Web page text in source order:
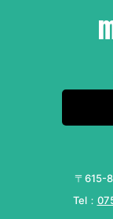
〒615-
Tel：